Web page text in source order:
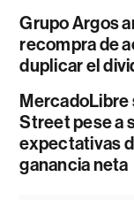
Grupo Argos
recompra de
duplicar el
MercadoLibre
Street pese a
expectativas
ganancia neta